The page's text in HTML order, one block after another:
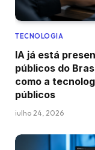
TECNOLOGIA
IA já está
públicos do
como a
públicos
julho 24, 2026